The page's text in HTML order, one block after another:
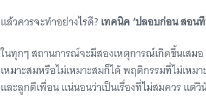
แล้วควรจะทำอย่างไรดี? เทคนิค ‘ปลอบก่อน สอน
ในทุกๆ สถานการณ์จะมีสองเหตุการณ์เกิดขึ้นเสม
เหมาะสมหรือไม่เหมาะสมก็ได้ พฤติกรรมที่ไม่เห
และลูกตีเพื่อน แน่นอนว่าเป็นเรื่องที่ไม่สมควร แ